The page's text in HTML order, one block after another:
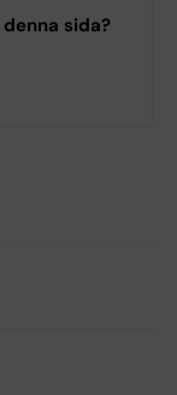
sida?